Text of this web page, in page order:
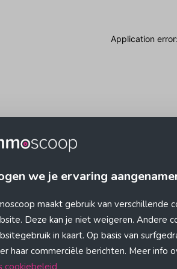
we je ervaring
maakt gebruik van verschillende
Deze kan je niet weigeren. Andere
in kaart. Op basis van
haar commerciële berichten. Meer info
cookiebeleid
Application